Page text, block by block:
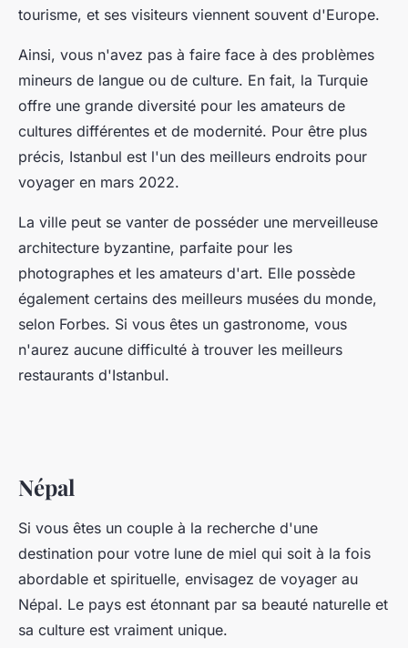
tourisme, et ses visiteurs viennent souvent d'Europe.
Ainsi, vous n'avez pas à faire face à des problèmes
mineurs de langue ou de culture. En fait, la Turquie
offre une grande diversité pour les amateurs de
cultures différentes et de modernité. Pour être plus
précis, Istanbul est l'un des meilleurs endroits pour
voyager en mars 2022.
La ville peut se vanter de posséder une merveilleuse
architecture byzantine, parfaite pour les
photographes et les amateurs d'art. Elle possède
également certains des meilleurs musées du monde,
selon Forbes. Si vous êtes un gastronome, vous
n'aurez aucune difficulté à trouver les meilleurs
restaurants d'Istanbul.
Népal
Si vous êtes un couple à la recherche d'une
destination pour votre lune de miel qui soit à la fois
abordable et spirituelle, envisagez de voyager au
Népal. Le pays est étonnant par sa beauté naturelle et
sa culture est vraiment unique.